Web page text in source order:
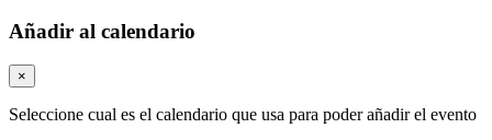
Añadir al calendario
×
Seleccione cual es el calendario que usa para poder añadir el evento